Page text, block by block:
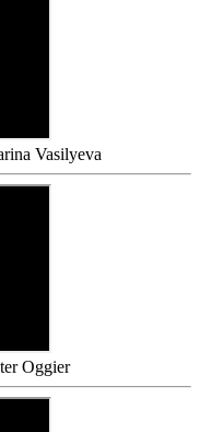
Vasilyeva
Oggier